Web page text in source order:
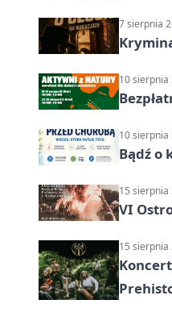
7 sierpnia
10 sierpnia
10 sierpnia
Bądź o
15 sierpnia
VI
15 sierpnia